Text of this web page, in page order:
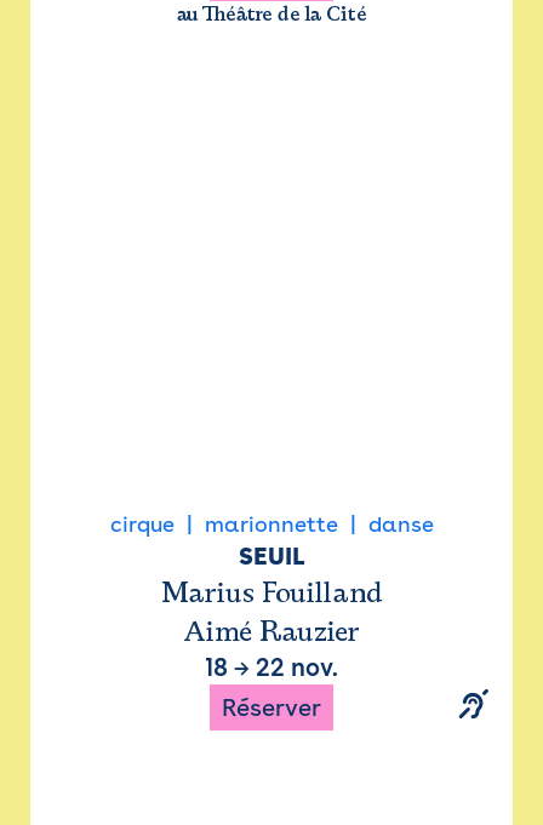
au Théâtre de la Cité
cirque marionnette danse
SEUIL
Marius Fouilland
Aimé Rauzier
18 → 22 nov.
Réserver